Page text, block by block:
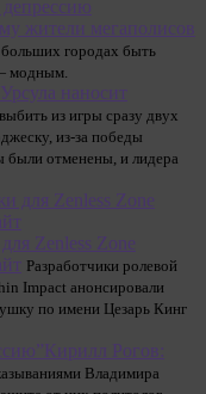
жители мегаполисов
городах быть
модным.
Урсула наносит
из игры сразу двух
из-за победы
были отменены, и лидера
Zenless Zone
Разработчики ролевой
Impact анонсировали
по имени Цезарь Кинг
Кирилл Рогов:
Владимира